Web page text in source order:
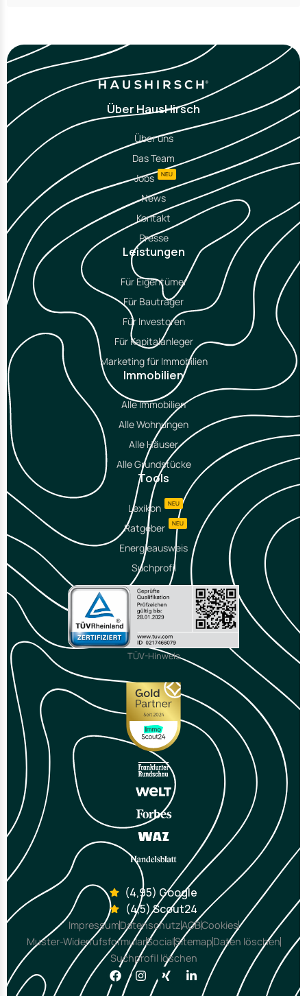
Über HausHirsch
Über uns
Das Team
Jobs
NEU
News
Kontakt
Presse
Leistungen
Für Eigentümer
Für Bauträger
Für Investoren
Für Kapitalanleger
Marketing für Immobilien
Immobilien
Alle Immobilien
Alle Wohnungen
Alle Häuser
Alle Grundstücke
Tools
Lexikon NEU
Ratgeber NEU
Energieausweis
Suchprofil
TÜV-Hinweis
(4,95) Google
(4,5) Scout24
ImpressumDatenschutzAGBCookies
Muster-WiderrufsformularSocialSitemapDaten löschen
Suchprofil löschen